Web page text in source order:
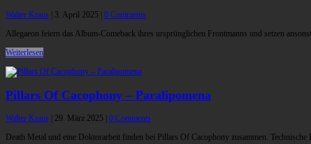
Walter Kraus 3. April 2025
0 Comments
Allegaeon feiern das Album-Comeback ihres ursprünglichen Frontmanns und setzen
Weiterlesen
Pillars Of Cacophony – Paralipomena
Walter Kraus 29. März 2025
0 Comments
Death Metal und eine Doktorarbeit finden bei Pillars Of Cacophony zusammen.